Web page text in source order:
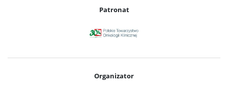
Patronat
Organizator